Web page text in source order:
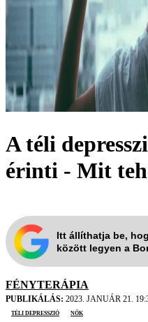
A téli
érinti - Mit
Itt állíthatja be,
között legyen a
FÉNYTERÁPIA
PUBLIKÁLÁS: 2023. JANUÁR 21.
téli depresszió
nők